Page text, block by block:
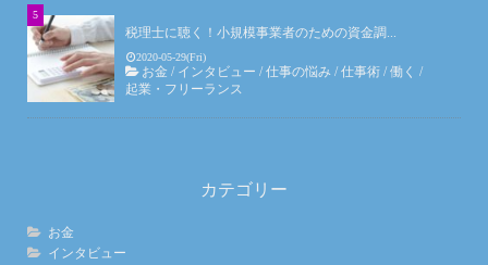
税理士に聴く！小規模事業者のための資金調...
2020-05-29(Fri)
お金 / インタビュー /仕事の悩み /仕事術 /働く /
起業・フリーランス
カテゴリー
お金
インタビュー